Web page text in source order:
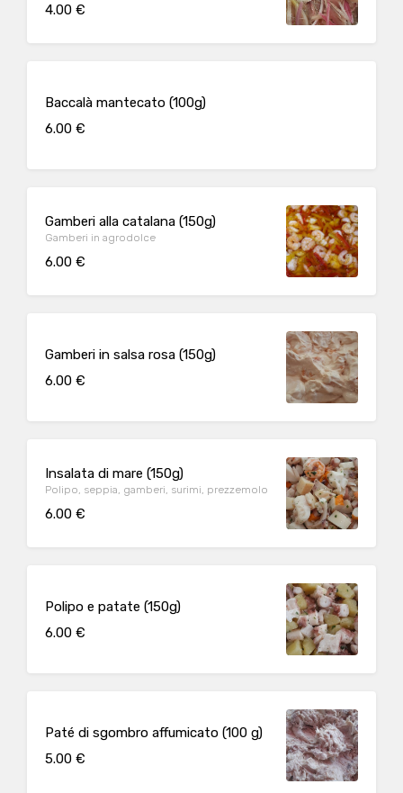
4.00 €
Baccalà mantecato (100g)
6.00 €
Gamberi alla catalana (150g)
Gamberi in agrodolce
6.00 €
Gamberi in salsa rosa (150g)
6.00 €
Insalata di mare (150g)
Polipo, seppia, gamberi, surimi, prezzemolo
6.00 €
Polipo e patate (150g)
6.00 €
Paté di sgombro affumicato (100 g)
5.00 €